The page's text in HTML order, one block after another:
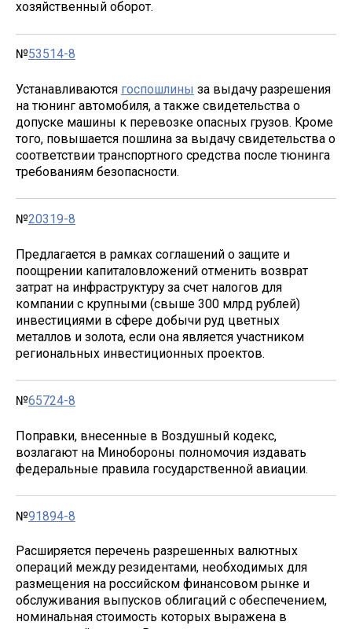
хозяйственный оборот.
№53514-8
Устанавливаются госпошлины за выдачу разрешения
на тюнинг автомобиля, а также свидетельства о
допуске машины к перевозке опасных грузов. Кроме
того, повышается пошлина за выдачу свидетельства о
соответствии транспортного средства после тюнинга
требованиям безопасности.
№20319-8
Предлагается в рамках соглашений о защите и
поощрении капиталовложений отменить возврат
затрат на инфраструктуру за счет налогов для
компании с крупными (свыше 300 млрд рублей)
инвестициями в сфере добычи руд цветных
металлов и золота, если она является участником
региональных инвестиционных проектов.
№65724-8
Поправки, внесенные в Воздушный кодекс,
возлагают на Минобороны полномочия издавать
федеральные правила государственной авиации.
№91894-8
Расширяется перечень разрешенных валютных
операций между резидентами, необходимых для
размещения на российском финансовом рынке и
обслуживания выпусков облигаций с обеспечением,
номинальная стоимость которых выражена в